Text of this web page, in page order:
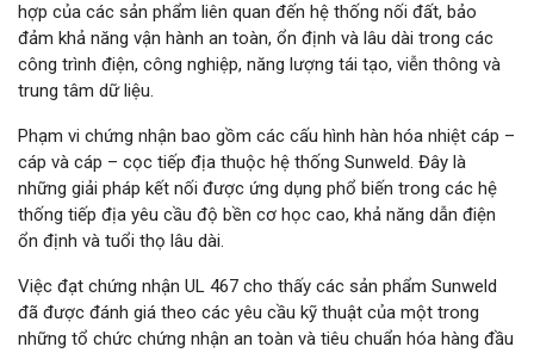
hợp của các sản phẩm liên quan đến hệ thống nối đất, bảo
đảm khả năng vận hành an toàn, ổn định và lâu dài trong các
công trình điện, công nghiệp, năng lượng tái tạo, viễn thông và
trung tâm dữ liệu.
Phạm vi chứng nhận bao gồm các cấu hình hàn hóa nhiệt cáp –
cáp và cáp – cọc tiếp địa thuộc hệ thống Sunweld. Đây là
những giải pháp kết nối được ứng dụng phổ biến trong các hệ
thống tiếp địa yêu cầu độ bền cơ học cao, khả năng dẫn điện
ổn định và tuổi thọ lâu dài.
Việc đạt chứng nhận UL 467 cho thấy các sản phẩm Sunweld
đã được đánh giá theo các yêu cầu kỹ thuật của một trong
những tổ chức chứng nhận an toàn và tiêu chuẩn hóa hàng đầu